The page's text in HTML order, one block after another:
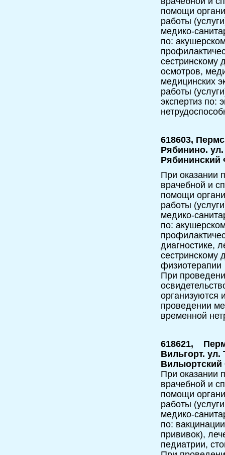
помощи
работы
медико-
по:
сестринскому
осмотров,
медицинских
работы
экспертиз по:
618603,
Рябинино.
При оказании
врачебной и
помощи
работы
медико-
по:
диагностике,
сестринскому
физиотерапии
При
организуются
проведении
временной
618621,
Вильгорт. ул.
При оказании
врачебной и
помощи
работы
медико-
по:
прививок),
педиатрии,